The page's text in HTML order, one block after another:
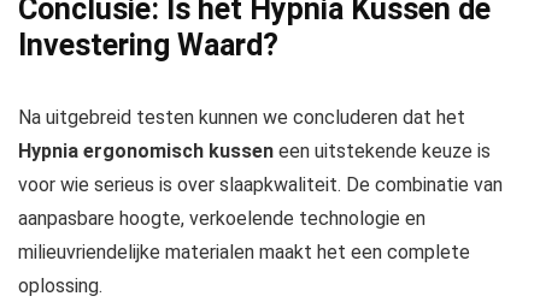
Conclusie: Is het Hypnia Kussen de
Investering Waard?
Na uitgebreid testen kunnen we concluderen dat het
Hypnia ergonomisch kussen een uitstekende keuze is
voor wie serieus is over slaapkwaliteit. De combinatie van
aanpasbare hoogte, verkoelende technologie en
milieuvriendelijke materialen maakt het een complete
oplossing.